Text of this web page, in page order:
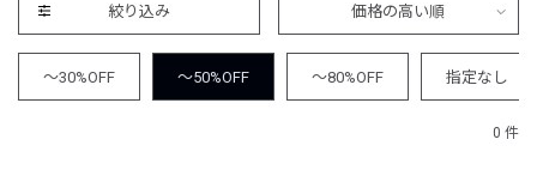
絞り込み 価格の高い順
～30%OFF ～50%OFF ～80%OFF 指定なし
0 件